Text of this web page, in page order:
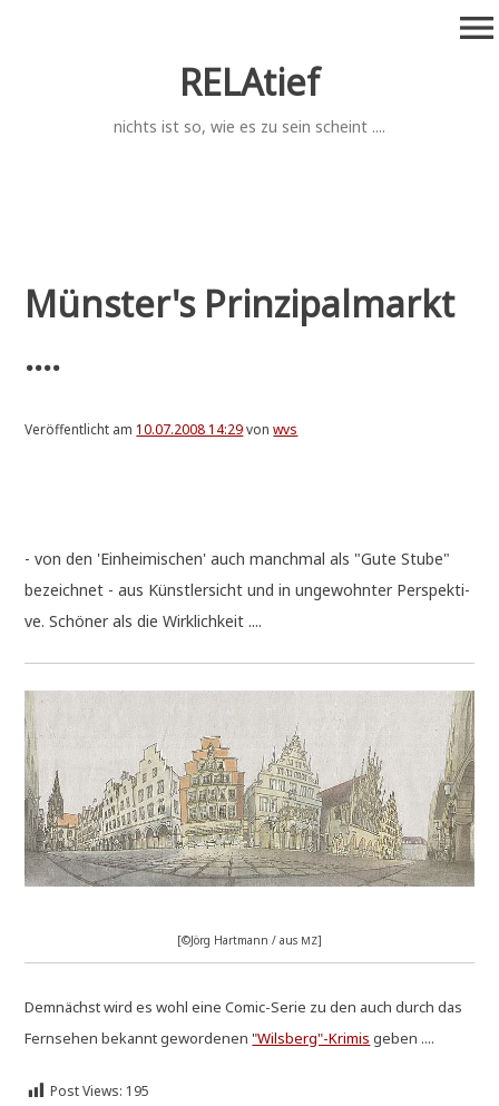
RELAtief
nichts ist so, wie es zu sein scheint ....
menu
Münster's Prinzipalmarkt
....
Veröffentlicht am 10.07.2008 14:29vonwvs
- von den 'Ein­hei­mi­schen' auch manch­mal als "Gute Stu­be"
bezeich­net - aus Künst­ler­sicht und in unge­wohn­ter Per­spek­ti­
ve. Schö­ner als die Wirklichkeit ....
[©Jörg Hart­mann / aus MZ]
Dem­nächst wird es wohl eine Comic-Serie zu den auch durch das
Fern­se­hen bekannt gewor­de­nen"Wilsberg"-Krimis geben ....
Post Views: 195